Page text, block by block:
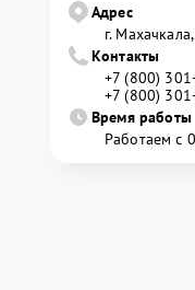
Адрес
г.
Контакты
+7 (800)
+7 (800)
Время работы
Работаем с